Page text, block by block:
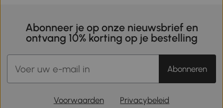
Abonneer je op onze nieuwsbrief en
ontvang 10% korting op je bestelling
Abonneren
Voorwaarden Privacybeleid